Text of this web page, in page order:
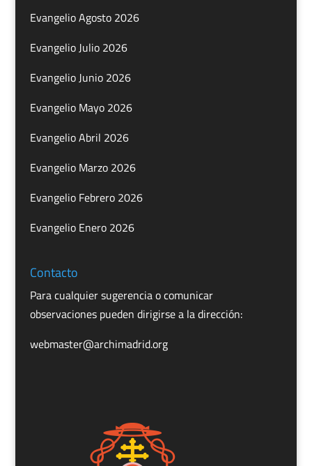
Evangelio Agosto 2026
Evangelio Julio 2026
Evangelio Junio 2026
Evangelio Mayo 2026
Evangelio Abril 2026
Evangelio Marzo 2026
Evangelio Febrero 2026
Evangelio Enero 2026
Contacto
Para cualquier sugerencia o comunicar
observaciones pueden dirigirse a la dirección:
webmaster@archimadrid.org